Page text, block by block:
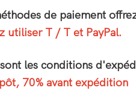
de paiement
utiliser T / T et PayPal.
les conditions
70% avant expédition